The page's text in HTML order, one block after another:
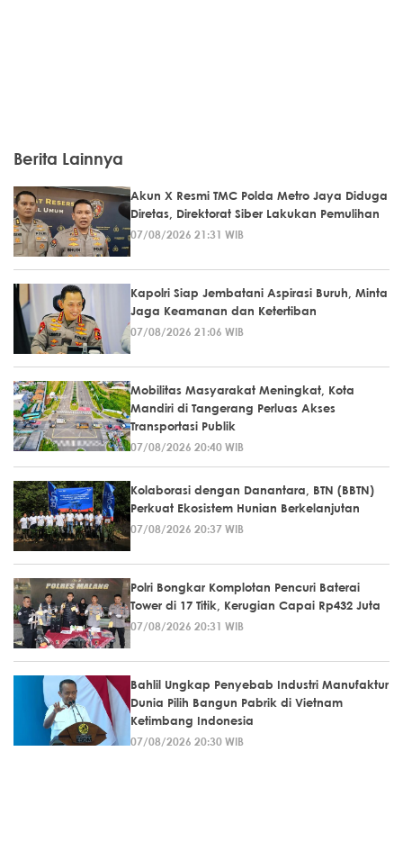
Berita Lainnya
Akun X Resmi TMC Polda Metro Jaya Diduga
Diretas, Direktorat Siber Lakukan Pemulihan
07/08/2026 21:31 WIB
Kapolri Siap Jembatani Aspirasi Buruh, Minta
Jaga Keamanan dan Ketertiban
07/08/2026 21:06 WIB
Mobilitas Masyarakat Meningkat, Kota
Mandiri di Tangerang Perluas Akses
Transportasi Publik
07/08/2026 20:40 WIB
Kolaborasi dengan Danantara, BTN (BBTN)
Perkuat Ekosistem Hunian Berkelanjutan
07/08/2026 20:37 WIB
Polri Bongkar Komplotan Pencuri Baterai
Tower di 17 Titik, Kerugian Capai Rp432 Juta
07/08/2026 20:31 WIB
Bahlil Ungkap Penyebab Industri Manufaktur
Dunia Pilih Bangun Pabrik di Vietnam
Ketimbang Indonesia
07/08/2026 20:30 WIB